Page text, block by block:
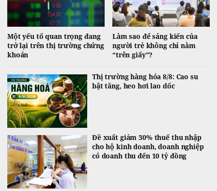
Một yếu tố quan trọng đang
trở lại trên thị trường chứng
khoán
Làm sao để sáng kiến của
người trẻ không chỉ nằm
“trên giấy”?
Thị trường hàng hóa 8/8: Cao su
bật tăng, heo hơi lao dốc
Đề xuất giảm 30% thuế thu nhập
cho hộ kinh doanh, doanh nghiệp
có doanh thu đến 10 tỷ đồng